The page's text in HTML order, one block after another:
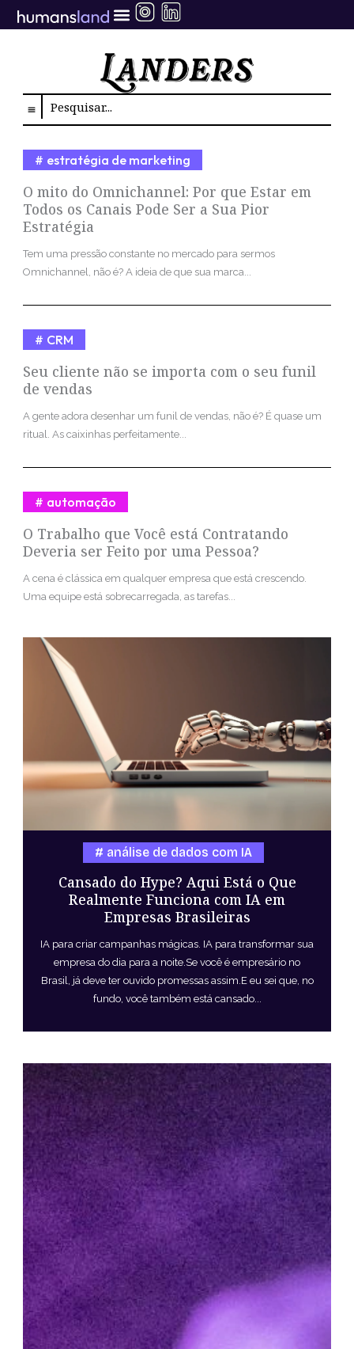
para
Search
O mito do Omnichannel: Por que Estar em
Todos os Canais Pode Ser a Sua Pior
Estratégia
estratégia de marketing
Tem uma pressão constante no mercado para sermos
Omnichannel, não é? A ideia de que sua marca...
Seu cliente não se importa com o seu funil
de vendas
CRM
A gente adora desenhar um funil de vendas, não é? É quase um
ritual. As caixinhas perfeitamente...
O Trabalho que Você está Contratando
Deveria ser Feito por uma Pessoa?
automação
A cena é clássica em qualquer empresa que está crescendo.
Uma equipe está sobrecarregada, as tarefas...
Cansado do Hype? Aqui Está o Que
Realmente Funciona com IA em
Empresas Brasileiras
análise de dados com IA
IA para criar campanhas mágicas. IA para transformar sua
empresa do dia para a noite.Se você é empresário no
Brasil, já deve ter ouvido promessas assim.E eu sei que, no
fundo, você também está cansado...